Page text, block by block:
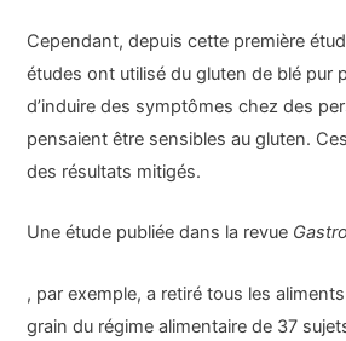
Cependant, depuis cette première
études ont utilisé du gluten de blé pur
d’induire des symptômes chez des
pensaient être sensibles au gluten.
des résultats mitigés.
Une étude publiée dans la revue
, par exemple, a retiré tous les
grain du régime alimentaire de 37